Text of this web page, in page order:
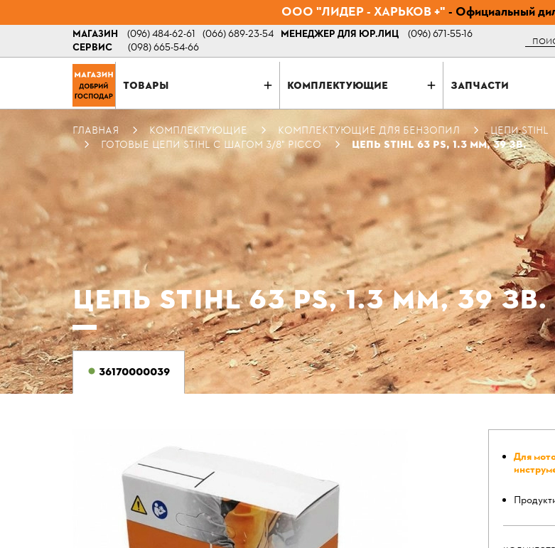
ООО "ЛИДЕР - ХАРЬКОВ +" - Официальный
МАГАЗИН (096) 484-62-61 (066) 689-23-54 МЕНЕДЖЕР ДЛЯ ЮР.ЛИЦ
(096) 671-55-16
СЕРВИС
(098) 665-54-66
ТОВАРЫ КОМПЛЕКТУЮЩИЕ ЗАПЧАСТИ
ГЛАВНАЯ КОМПЛЕКТУЮЩИЕ КОМПЛЕКТУЮЩИЕ ДЛЯ БЕНЗОПИЛ ЦЕПИ STIHL
ГОТОВЫЕ ЦЕПИ STIHL С ШАГОМ 3/8" PICCO
ЦЕПЬ STIHL 63 PS, 1.3 ММ, 39 ЗВ.
ЦЕПЬ STIHL 63 PS, 1.3 ММ, 39 ЗВ.
36170000039
Для